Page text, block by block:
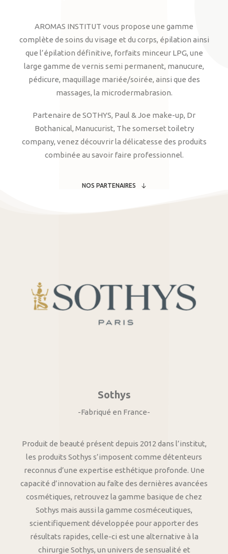
AROMAS INSTITUT vous propose une gamme
complète de soins du visage et du corps, épilation ainsi
que l’épilation définitive, forfaits minceur LPG, une
large gamme de vernis semi permanent, manucure,
pédicure, maquillage mariée/soirée, ainsi que des
massages, la microdermabrasion.
Partenaire de SOTHYS, Paul & Joe make-up, Dr
Bothanical, Manucurist, The somerset toiletry
company, venez découvrir la délicatesse des produits
combinée au savoir faire professionnel.
NOS PARTENAIRES
Sothys
-Fabriqué en France-
Produit de beauté présent depuis 2012 dans l’institut,
les produits Sothys s’imposent comme détenteurs
reconnus d’une expertise esthétique profonde. Une
capacité d’innovation au faîte des dernières avancées
cosmétiques, retrouvez la gamme basique de chez
Sothys mais aussi la gamme cosméceutiques,
scientifiquement développée pour apporter des
résultats rapides, celle-ci est une alternative à la
chirurgie Sothys, un univers de sensualité et